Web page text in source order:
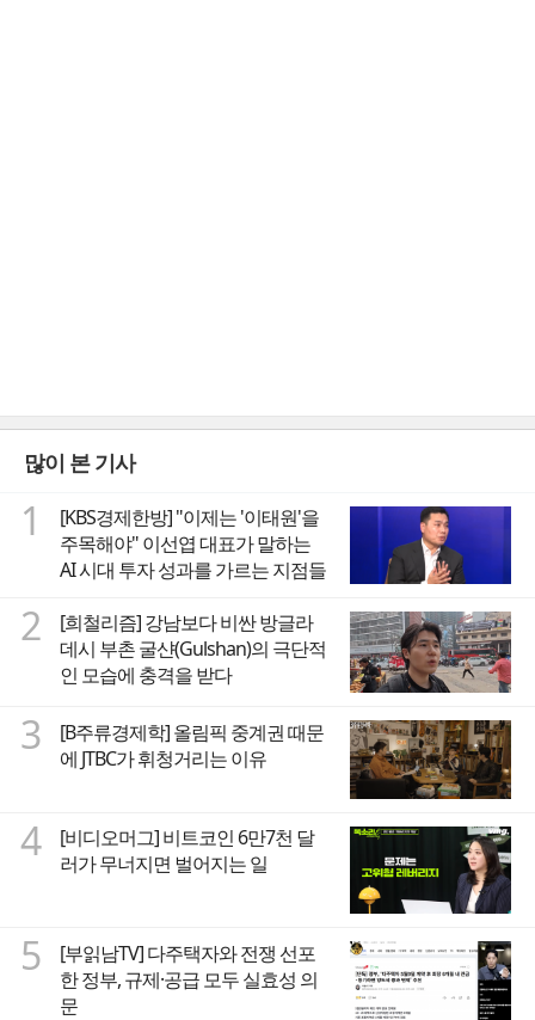
많이 본 기사
1
[KBS경제한방] "이제는 '이태원'을
주목해야" 이선엽 대표가 말하는
AI 시대 투자 성과를 가르는 지점들
2
[희철리즘] 강남보다 비싼 방글라
데시 부촌 굴샨(Gulshan)의 극단적
인 모습에 충격을 받다
3
[B주류경제학] 올림픽 중계권 때문
에 JTBC가 휘청거리는 이유
4
[비디오머그] 비트코인 6만7천 달
러가 무너지면 벌어지는 일
5
[부읽남TV] 다주택자와 전쟁 선포
한 정부, 규제·공급 모두 실효성 의
문